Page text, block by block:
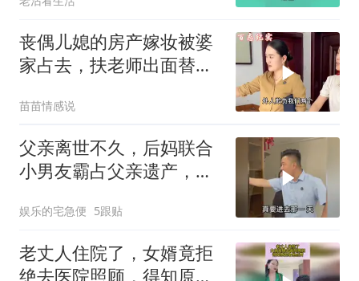
丧偶儿媳的房产嫁妆被婆
家占去，扶老师出面替儿
苗苗情感说
父亲离世不久，后妈联合
小男友霸占父亲遗产，结
手相助
娱乐的宅急便 5跟贴
老丈人住院了，女婿竟拒
绝去医院照顾，得知原因